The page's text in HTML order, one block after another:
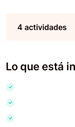
4 actividades
Lo que está